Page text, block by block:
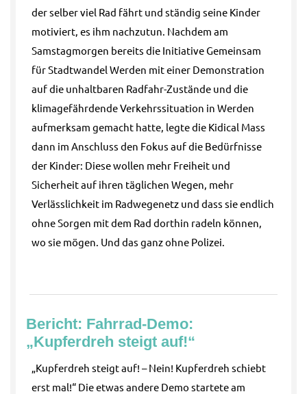
der selber viel Rad fährt und ständig seine Kinder
motiviert, es ihm nachzutun. Nachdem am
Samstagmorgen bereits die Initiative Gemeinsam
für Stadtwandel Werden mit einer Demonstration
auf die unhaltbaren Radfahr-Zustände und die
klimagefährdende Verkehrssituation in Werden
aufmerksam gemacht hatte, legte die Kidical Mass
dann im Anschluss den Fokus auf die Bedürfnisse
der Kinder: Diese wollen mehr Freiheit und
Sicherheit auf ihren täglichen Wegen, mehr
Verlässlichkeit im Radwegenetz und dass sie endlich
ohne Sorgen mit dem Rad dorthin radeln können,
wo sie mögen. Und das ganz ohne Polizei.
Bericht: Fahrrad-Demo:
„Kupferdreh steigt auf!“
„Kupferdreh steigt auf! – Nein! Kupferdreh schiebt
erst mal!“ Die etwas andere Demo startete am